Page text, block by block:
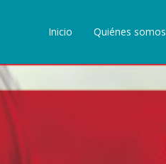
Inicio Quiénes somos